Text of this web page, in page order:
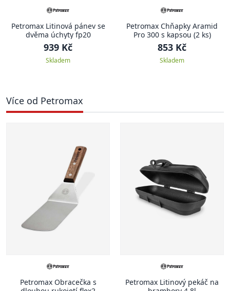
Petromax Litinová pánev se
dvěma úchyty fp20
939 Kč
Skladem
Petromax Chňapky Aramid
Pro 300 s kapsou (2 ks)
853 Kč
Skladem
Více od Petromax
Petromax Obracečka s
Petromax Litinový pekáč na